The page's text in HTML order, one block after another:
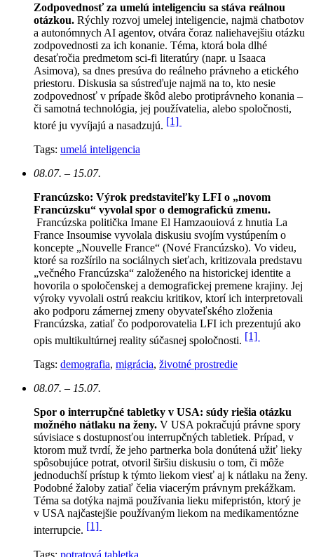
Zodpovednosť za umelú inteligenciu sa stáva reálnou
otázkou. Rýchly rozvoj umelej inteligencie, najmä chatbotov
a autonómnych AI agentov, otvára čoraz naliehavejšiu otázku
zodpovednosti za ich konanie. Téma, ktorá bola dlhé
desaťročia predmetom sci-fi literatúry (napr. u Isaaca
Asimova), sa dnes presúva do reálneho právneho a etického
priestoru. Diskusia sa sústreďuje najmä na to, kto nesie
zodpovednosť v prípade škôd alebo protiprávneho konania –
či samotná technológia, jej používatelia, alebo spoločnosti,
ktoré ju vyvíjajú a nasadzujú. [1]
Tags: umelá inteligencia
08.07. – 15.07.
Francúzsko: Výrok predstaviteľky LFI o „novom
Francúzsku“ vyvolal spor o demografickú zmenu.
Francúzska politička Imane El Hamzaouiová z hnutia La
France Insoumise vyvolala diskusiu svojím vystúpením o
koncepte „Nouvelle France“ (Nové Francúzsko). Vo videu,
ktoré sa rozšírilo na sociálnych sieťach, kritizovala predstavu
„večného Francúzska“ založeného na historickej identite a
hovorila o spoločenskej a demografickej premene krajiny. Jej
výroky vyvolali ostrú reakciu kritikov, ktorí ich interpretovali
ako podporu zámernej zmeny obyvateľského zloženia
Francúzska, zatiaľ čo podporovatelia LFI ich prezentujú ako
opis multikultúrnej reality súčasnej spoločnosti. [1]
Tags: demografia, migrácia, životné prostredie
08.07. – 15.07.
Spor o interrupčné tabletky v USA: súdy riešia otázku
možného nátlaku na ženy. V USA pokračujú právne spory
súvisiace s dostupnosťou interrupčných tabletiek. Prípad, v
ktorom muž tvrdí, že jeho partnerka bola donútená užiť lieky
spôsobujúce potrat, otvoril širšiu diskusiu o tom, či môže
jednoduchší prístup k týmto liekom viesť aj k nátlaku na ženy.
Podobné žaloby zatiaľ čelia viacerým právnym prekážkam.
Téma sa dotýka najmä používania lieku mifepristón, ktorý je
v USA najčastejšie používaným liekom na medikamentózne
interrupcie. [1]
Tags: potratová tabletka